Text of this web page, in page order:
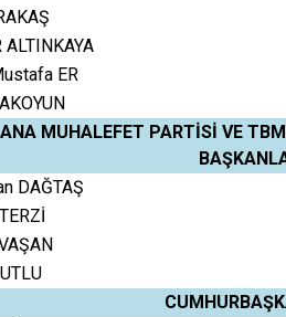
ER
MUHALEFET PARTİSİ VE
DAĞTAŞ